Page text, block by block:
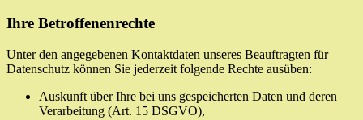
Ihre Betroffenenrechte
Unter den angegebenen Kontaktdaten unseres Beauftragten für
Datenschutz können Sie jederzeit folgende Rechte ausüben:
Auskunft über Ihre bei uns gespeicherten Daten und deren
Verarbeitung (Art. 15 DSGVO),